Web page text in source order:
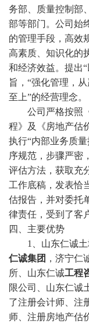
务部、质量控制部
部等部门。公司始
的管理手段，高效
高素质、知识化的
和经济效益。提出
旨，“强化管理，
至上”的经营理念。
公司严格按照《
程》及《房地产估
执行“内部业务质
序规范，步骤严密
评估方法，获取充
工作底稿，发表恰
估报告，并对委托
律责任，受到了客
四、主要优势
1、山东仁诚土
仁诚集团 ，济宁仁
所、山东仁诚工程
限公司、山东仁诚
了注册会计师、注
师、注册房地产估